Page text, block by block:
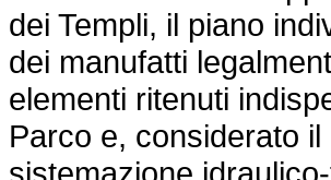
dei Templi, il piano
dei manufatti
elementi ritenuti
Parco e, considerato